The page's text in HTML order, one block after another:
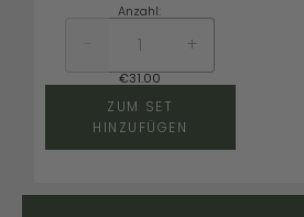
Anzahl:
+
€31.00
ZUM SET
HINZUFÜGEN